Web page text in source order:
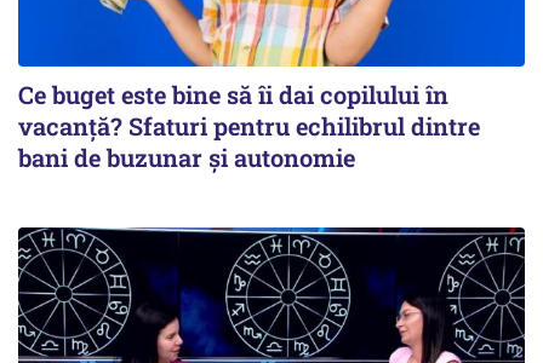
Ce buget este bine să îi dai copilului în
vacanță? Sfaturi pentru echilibrul dintre
bani de buzunar și autonomie